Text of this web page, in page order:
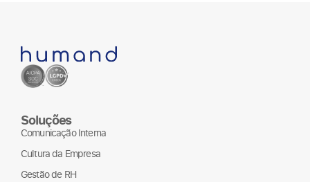
Soluções
Comunicação Interna
Cultura da Empresa
Gestão de RH